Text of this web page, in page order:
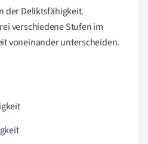
der Deliktsfähigkeit.
verschiedene Stufen im
voneinander unterscheiden.